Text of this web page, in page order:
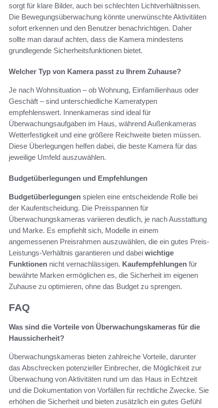
sorgt für klare Bilder, auch bei schlechten Lichtverhältnissen.
Die Bewegungsüberwachung könnte unerwünschte Aktivitäten
sofort erkennen und den Benutzer benachrichtigen. Daher
sollte man darauf achten, dass die Kamera mindestens
grundlegende Sicherheitsfunktionen bietet.
Welcher Typ von Kamera passt zu Ihrem Zuhause?
Je nach Wohnsituation – ob Wohnung, Einfamilienhaus oder
Geschäft – sind unterschiedliche Kameratypen
empfehlenswert. Innenkameras sind ideal für
Überwachungsaufgaben im Haus, während Außenkameras
Wetterfestigkeit und eine größere Reichweite bieten müssen.
Diese Überlegungen helfen dabei, die beste Kamera für das
jeweilige Umfeld auszuwählen.
Budgetüberlegungen und Empfehlungen
Budgetüberlegungen spielen eine entscheidende Rolle bei
der Kaufentscheidung. Die Preisspannen für
Überwachungskameras variieren deutlich, je nach Ausstattung
und Marke. Es empfiehlt sich, Modelle in einem
angemessenen Preisrahmen auszuwählen, die ein gutes Preis-
Leistungs-Verhältnis garantieren und dabei wichtige
Funktionen nicht vernachlässigen. Kaufempfehlungen für
bewährte Marken ermöglichen es, die Sicherheit im eigenen
Zuhause zu optimieren, ohne das Budget zu sprengen.
FAQ
Was sind die Vorteile von Überwachungskameras für die
Haussicherheit?
Überwachungskameras bieten zahlreiche Vorteile, darunter
das Abschrecken potenzieller Einbrecher, die Möglichkeit zur
Überwachung von Aktivitäten rund um das Haus in Echtzeit
und die Dokumentation von Vorfällen für rechtliche Zwecke. Sie
erhöhen die Sicherheit und bieten zusätzlich ein gutes Gefühl